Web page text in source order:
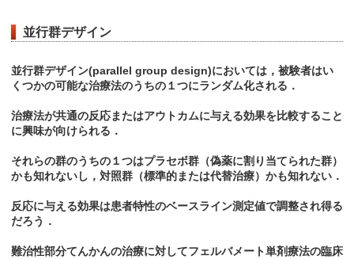
並行群デザイン
並行群デザイン(parallel group design)においては，被験者はい
くつかの可能な治療法のうちの１つにランダム化される．
治療法が共通の反応またはアウトカムに与える効果を比較すること
に興味が向けられる．
それらの群のうちの１つはプラセボ群（偽薬に割り当てられた群）
かも知れないし，対照群（標準的または代替治療）かも知れない．
反応に与える効果は患者特性のベースライン測定値で調整され得る
だろう．
難治性部分てんかんの治療に対してフェルバメート単剤療法の臨床